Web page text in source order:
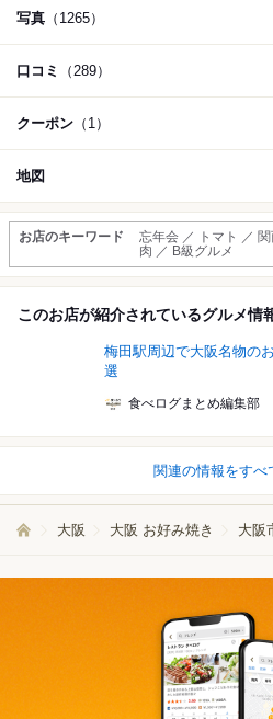
写真 （1265）
口コミ （289）
クーポン （1）
地図
お店のキーワード
忘年会 ／ トマト ／
肉 ／ B級グルメ
このお店が紹介されているグルメ情
梅田駅周辺で大阪名物の
選
食べログまとめ編集部
関連の情報をすべ
大阪 大阪 お好み焼き 大阪